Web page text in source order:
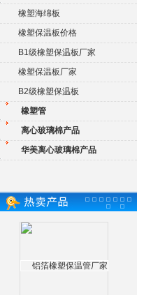
橡塑海绵板
橡塑保温板价格
B1级橡塑保温板厂家
橡塑保温板厂家
B2级橡塑保温板
橡塑管
离心玻璃棉产品
华美离心玻璃棉产品